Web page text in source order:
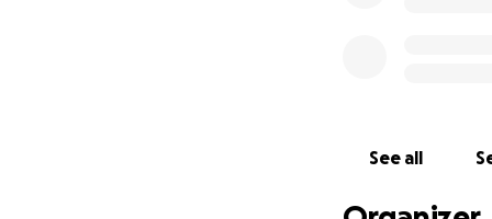
See all